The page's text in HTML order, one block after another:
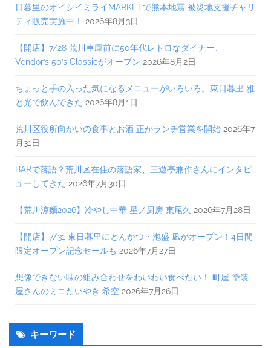
日暮里のオイシイミライMARKETで熊本地震 被災地支援チャリ
ティ販売実施中！
2026年8月3日
【開店】7/28 荒川車庫前に50年代レトロなダイナー、
Vendor’s 50’s Classicがオープン 2026年8月2日
ちょっと手の入った気になるメニューがいろいろ。東日暮里 雅
と光で飲んできた 2026年8月1日
荒川区役所向かいの食事とお酒 正がランチ営業を開始 2026年7
月31日
BARで落語？荒川区在住の落語家、三遊亭兼作さんにインタビ
ューしてきた 2026年7月30日
【荒川涼麵2026】冷やし中華 星ノ厨房 東尾久 2026年7月28日
【開店】7/31 東日暮里にとんかつ・泡盛 凪がオープン！4日間
限定オープン記念セールも 2026年7月27日
想像できない味の組み合わせをわいわい食べたい！ 町屋 塗装
屋さんのミニたいやき 希空 2026年7月26日
キーワード